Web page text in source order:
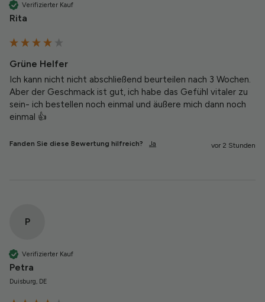
Verifizierter Kauf
Rita
Grüne Helfer
Ich kann nicht nicht abschließend beurteilen nach 3 Wochen.
Aber der Geschmack ist gut, ich habe das Gefühl vitaler zu
sein- ich bestellen noch einmal und äußere mich dann noch
einmal 👍
Fanden Sie diese Bewertung hilfreich? Ja vor 2 Stunden
P
Verifizierter Kauf
Petra
Duisburg, DE